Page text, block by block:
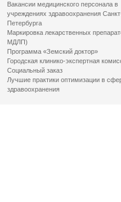
Вакансии медицинского персонала в
учреждениях здравоохранения
Петербурга
Маркировка лекарственных
МДЛП)
Программа «Земский доктор»
Городская клинико-экспертная
Социальный заказ
Лучшие практики оптимизации в
здравоохранения